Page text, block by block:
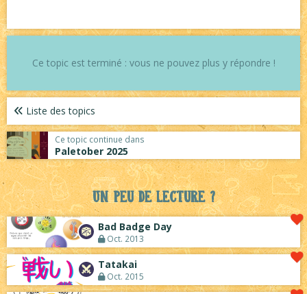
Ce topic est terminé : vous ne pouvez plus y répondre !
Liste des topics
Ce topic continue dans
Paletober 2025
Un peu de lecture ?
Bad Badge Day
Oct. 2013
Tatakai
Oct. 2015